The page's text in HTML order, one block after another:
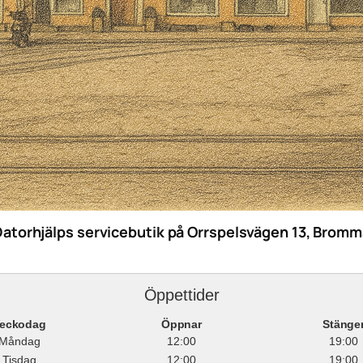
servicebutik på Orrspelsvägen 13,
Öppettider
Öppnar
12:00
19:00
Tisdag
12:00 19:00